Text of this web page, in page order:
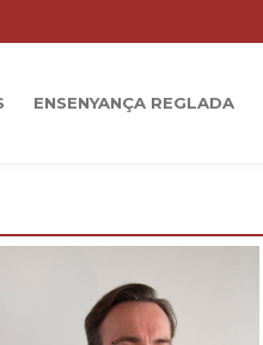
ENSENYANÇA REGLADA